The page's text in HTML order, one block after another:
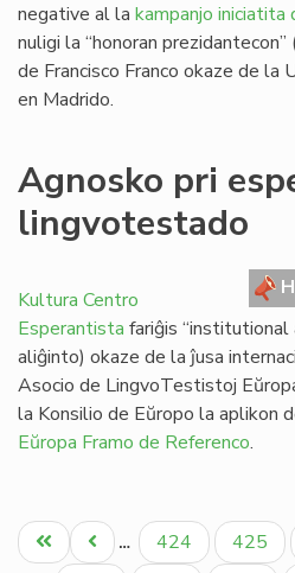
negative al la kampanjo
nuligi la “honoran
de Francisco Franco okaze de la
en Madrido.
Agnosko pri
lingvotestado
Kultura Centro
Esperantista fariĝis
aliĝinto) okaze de la ĵusa
Asocio de LingvoTestistoj
la Konsilio de Eŭropo la aplikon
Eŭropa Framo de Referenco.
Pagination
Unua
Antaŭa
… Paĝo
424 Paĝo
425